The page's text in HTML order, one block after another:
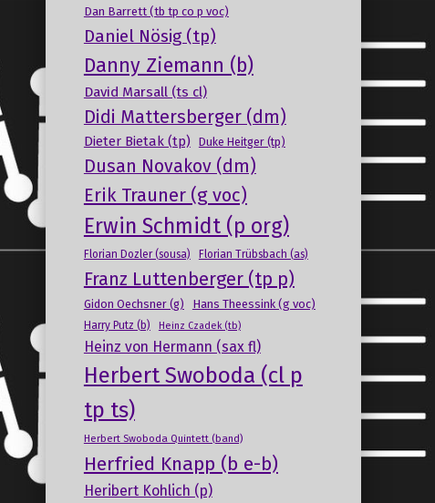
Dan Barrett (tb tp co p voc)
Daniel Nösig (tp)
Danny Ziemann (b)
David Marsall (ts cl)
Didi Mattersberger (dm)
Dieter Bietak (tp) Duke Heitger (tp)
Dusan Novakov (dm)
Erik Trauner (g voc)
Erwin Schmidt (p org)
Florian Dozler (sousa) Florian Trübsbach (as)
Franz Luttenberger (tp p)
Gidon Oechsner (g) Hans Theessink (g voc)
Harry Putz (b) Heinz Czadek (tb)
Heinz von Hermann (sax fl)
Herbert Swoboda (cl p
tp ts)
Herbert Swoboda Quintett (band)
Herfried Knapp (b e-b)
Heribert Kohlich (p)